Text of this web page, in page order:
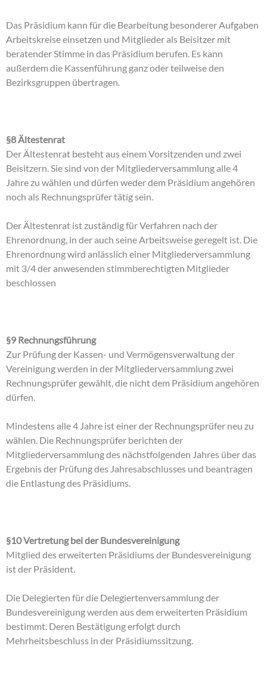
Das Präsidium kann für die Bearbeitung besonderer Aufgaben
Arbeitskreise einsetzen und Mitglieder als Beisitzer mit
beratender Stimme in das Präsidium berufen. Es kann
außerdem die Kassenführung ganz oder teilweise den
Bezirksgruppen übertragen.
§8 Ältestenrat
Der Ältestenrat besteht aus einem Vorsitzenden und zwei
Beisitzern. Sie sind von der Mitgliederversammlung alle 4
Jahre zu wählen und dürfen weder dem Präsidium angehören
noch als Rechnungsprüfer tätig sein.
Der Ältestenrat ist zuständig für Verfahren nach der
Ehrenordnung, in der auch seine Arbeitsweise geregelt ist. Die
Ehrenordnung wird anlässlich einer Mitgliederversammlung
mit 3/4 der anwesenden stimmberechtigten Mitglieder
beschlossen
§9 Rechnungsführung
Zur Prüfung der Kassen- und Vermögensverwaltung der
Vereinigung werden in der Mitgliederversammlung zwei
Rechnungsprüfer gewählt, die nicht dem Präsidium angehören
dürfen.
Mindestens alle 4 Jahre ist einer der Rechnungsprüfer neu zu
wählen. Die Rechnungsprüfer berichten der
Mitgliederversammlung des nächstfolgenden Jahres über das
Ergebnis der Prüfung des Jahresabschlusses und beantragen
die Entlastung des Präsidiums.
§10 Vertretung bei der Bundesvereinigung
Mitglied des erweiterten Präsidiums der Bundesvereinigung
ist der Präsident.
Die Delegierten für die Delegiertenversammlung der
Bundesvereinigung werden aus dem erweiterten Präsidium
bestimmt. Deren Bestätigung erfolgt durch
Mehrheitsbeschluss in der Präsidiumssitzung.